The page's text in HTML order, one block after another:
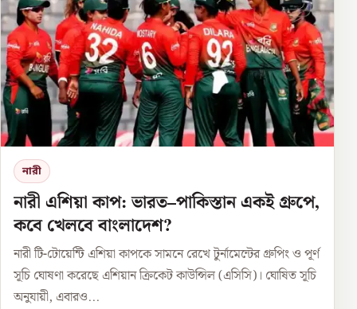
নারী
নারী এশিয়া কাপ: ভারত–পাকিস্তান একই গ্রুপে,
কবে খেলবে বাংলাদেশ?
নারী টি-টোয়েন্টি এশিয়া কাপকে সামনে রেখে টুর্নামেন্টের গ্রুপিং ও পূর্ণ
সূচি ঘোষণা করেছে এশিয়ান ক্রিকেট কাউন্সিল (এসিসি)। ঘোষিত সূচি
অনুযায়ী, এবারও...